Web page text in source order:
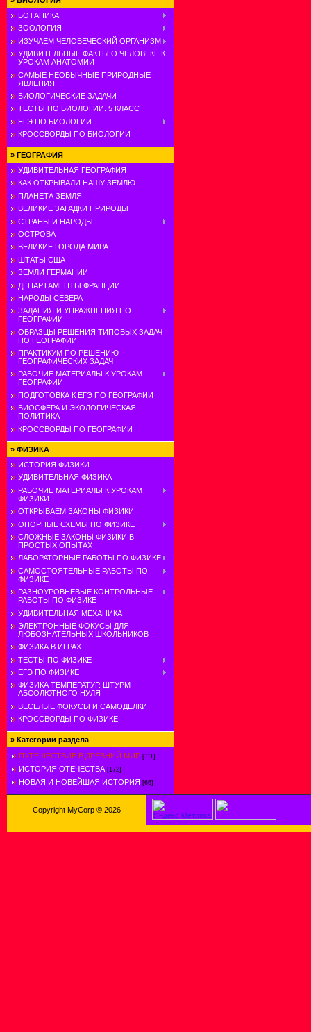
БОТАНИКА
ЗООЛОГИЯ
ИЗУЧАЕМ ЧЕЛОВЕЧЕСКИЙ ОРГАНИЗМ
УДИВИТЕЛЬНЫЕ ФАКТЫ О ЧЕЛОВЕКЕ К
УРОКАМ АНАТОМИИ
САМЫЕ НЕОБЫЧНЫЕ ПРИРОДНЫЕ
ЯВЛЕНИЯ
БИОЛОГИЧЕСКИЕ ЗАДАЧИ
ТЕСТЫ ПО БИОЛОГИИ. 5 КЛАСС
ЕГЭ ПО БИОЛОГИИ
КРОССВОРДЫ ПО БИОЛОГИИ
» ГЕОГРАФИЯ
УДИВИТЕЛЬНАЯ ГЕОГРАФИЯ
КАК ОТКРЫВАЛИ НАШУ ЗЕМЛЮ
ПЛАНЕТА ЗЕМЛЯ
ВЕЛИКИЕ ЗАГАДКИ ПРИРОДЫ
СТРАНЫ И НАРОДЫ
ОСТРОВА
ВЕЛИКИЕ ГОРОДА МИРА
ШТАТЫ США
ЗЕМЛИ ГЕРМАНИИ
ДЕПАРТАМЕНТЫ ФРАНЦИИ
НАРОДЫ СЕВЕРА
ЗАДАНИЯ И УПРАЖНЕНИЯ ПО
ГЕОГРАФИИ
ОБРАЗЦЫ РЕШЕНИЯ ТИПОВЫХ ЗАДАЧ
ПО ГЕОГРАФИИ
ПРАКТИКУМ ПО РЕШЕНИЮ
ГЕОГРАФИЧЕСКИХ ЗАДАЧ
РАБОЧИЕ МАТЕРИАЛЫ К УРОКАМ
ГЕОГРАФИИ
ПОДГОТОВКА К ЕГЭ ПО ГЕОГРАФИИ
БИОСФЕРА И ЭКОЛОГИЧЕСКАЯ
ПОЛИТИКА
КРОССВОРДЫ ПО ГЕОГРАФИИ
» ФИЗИКА
ИСТОРИЯ ФИЗИКИ
УДИВИТЕЛЬНАЯ ФИЗИКА
РАБОЧИЕ МАТЕРИАЛЫ К УРОКАМ
ФИЗИКИ
ОТКРЫВАЕМ ЗАКОНЫ ФИЗИКИ
ОПОРНЫЕ СХЕМЫ ПО ФИЗИКЕ
СЛОЖНЫЕ ЗАКОНЫ ФИЗИКИ В
ПРОСТЫХ ОПЫТАХ
ЛАБОРАТОРНЫЕ РАБОТЫ ПО ФИЗИКЕ
САМОСТОЯТЕЛЬНЫЕ РАБОТЫ ПО
ФИЗИКЕ
РАЗНОУРОВНЕВЫЕ КОНТРОЛЬНЫЕ
РАБОТЫ ПО ФИЗИКЕ
УДИВИТЕЛЬНАЯ МЕХАНИКА
ЭЛЕКТРОННЫЕ ФОКУСЫ ДЛЯ
ЛЮБОЗНАТЕЛЬНЫХ ШКОЛЬНИКОВ
ФИЗИКА В ИГРАХ
ТЕСТЫ ПО ФИЗИКЕ
ЕГЭ ПО ФИЗИКЕ
ФИЗИКА ТЕМПЕРАТУР. ШТУРМ
АБСОЛЮТНОГО НУЛЯ
ВЕСЕЛЫЕ ФОКУСЫ И САМОДЕЛКИ
КРОССВОРДЫ ПО ФИЗИКЕ
» Категории раздела
ПУТЕШЕСТВИЕ В ДРЕВНИЙ МИР [111]
ИСТОРИЯ ОТЕЧЕСТВА [172]
НОВАЯ И НОВЕЙШАЯ ИСТОРИЯ [66]
Copyright MyCorp © 2026